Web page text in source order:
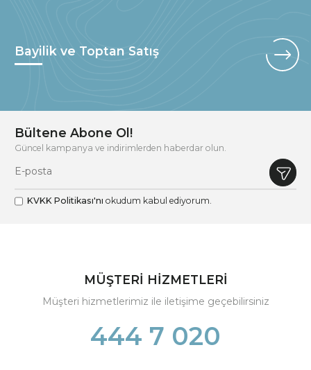
Bayilik ve Toptan Satış
Bültene Abone Ol!
Güncel kampanya ve indirimlerden haberdar olun.
KVKK Politikası'nı okudum kabul ediyorum.
MÜŞTERİ HİZMETLERİ
Müşteri hizmetlerimiz ile iletişime geçebilirsiniz
444 7 020